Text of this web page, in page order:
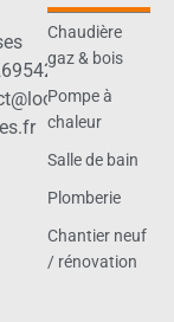
Chaudière
gaz & bois
Pompe à
chaleur
Salle de bain
Plomberie
Chantier neuf
/ rénovation